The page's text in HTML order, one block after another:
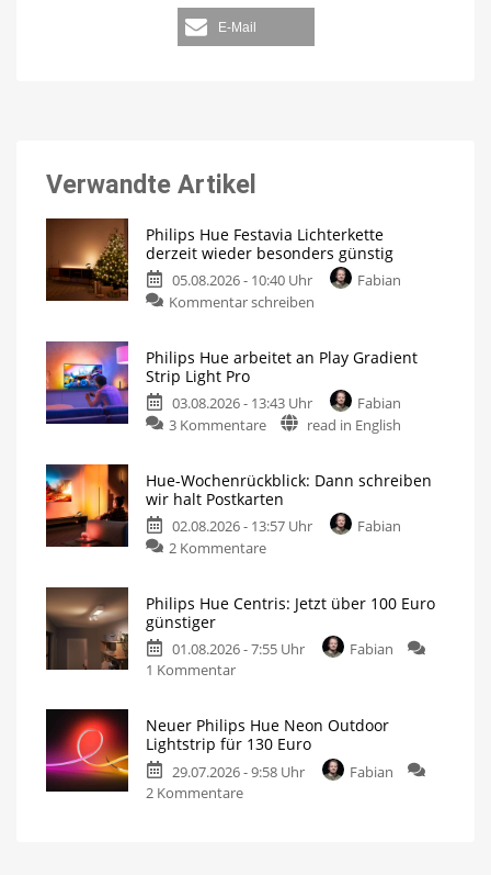
E-Mail
Verwandte Artikel
Philips Hue Festavia Lichterkette
derzeit wieder besonders günstig
05.08.2026 - 10:40 Uhr
Fabian
Kommentar schreiben
Philips Hue arbeitet an Play Gradient
Strip Light Pro
03.08.2026 - 13:43 Uhr
Fabian
3 Kommentare
read in English
Hue-Wochenrückblick: Dann schreiben
wir halt Postkarten
02.08.2026 - 13:57 Uhr
Fabian
2 Kommentare
Philips Hue Centris: Jetzt über 100 Euro
günstiger
01.08.2026 - 7:55 Uhr
Fabian
1 Kommentar
Neuer Philips Hue Neon Outdoor
Lightstrip für 130 Euro
29.07.2026 - 9:58 Uhr
Fabian
2 Kommentare